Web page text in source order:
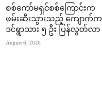
စစ်ကော်မရှင်စစ်ကြောင်းက
ဖမ်းဆီးသွားသည့် ကျောက်က
ဒင်ရွာသား ၅ ဦး ပြန်လွတ်လာ
August 6, 2026